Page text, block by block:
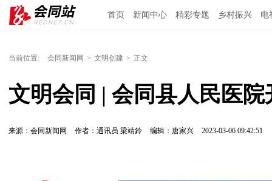
首页 新闻中心 精彩专题 乡村振兴 电
当前位置: 会同新闻网 > 文明创建 > 正文
文明会同 | 会同县人民医
来源：会同新闻网 作者：通讯员 梁靖鈴 编辑：唐家兴 2023-03-06 09:42:51